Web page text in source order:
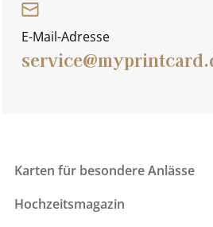
E-Mail-Adresse
Karten für besondere Anlässe
Hochzeitsmagazin